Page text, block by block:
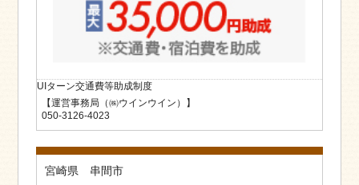
UIターン交通費等助成制度
【運営事務局（㈱ウインウイン）】
050-3126-4023
宮崎県 串間市